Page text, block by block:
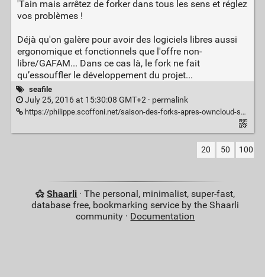
'Tain mais arrêtez de forker dans tous les sens et réglez
vos problèmes !
Déjà qu'on galère pour avoir des logiciels libres aussi
ergonomique et fonctionnels que l'offre non-
libre/GAFAM... Dans ce cas là, le fork ne fait
qu’essouffler le développement du projet...
seafile
July 25, 2016 at 15:30:08 GMT+2 · permalink
https://philippe.scoffoni.net/saison-des-forks-apres-owncloud-seafile/
20 50 100
Shaarli · The personal, minimalist, super-fast,
database free, bookmarking service by the Shaarli
community · Documentation